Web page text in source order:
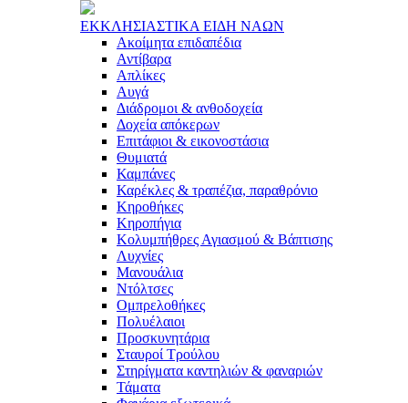
ΕΚΚΛΗΣΙAΣΤΙΚA ΕΙΔΗ ΝAΩΝ
Ακοίμητα επιδαπέδια
Αντίβαρα
Απλίκες
Αυγά
Διάδρομοι & ανθοδοχεία
Δοχεία απόκερων
Επιτάφιοι & εικονοστάσια
Θυμιατά
Καμπάνες
Καρέκλες & τραπέζια, παραθρόνιο
Κηροθήκες
Κηροπήγια
Κολυμπήθρες Αγιασμού & Βάπτισης
Λυχνίες
Μανουάλια
Ντόλτσες
Ομπρελοθήκες
Πολυέλαιοι
Προσκυνητάρια
Σταυροί Τρούλου
Στηρίγματα καντηλιών & φαναριών
Τάματα